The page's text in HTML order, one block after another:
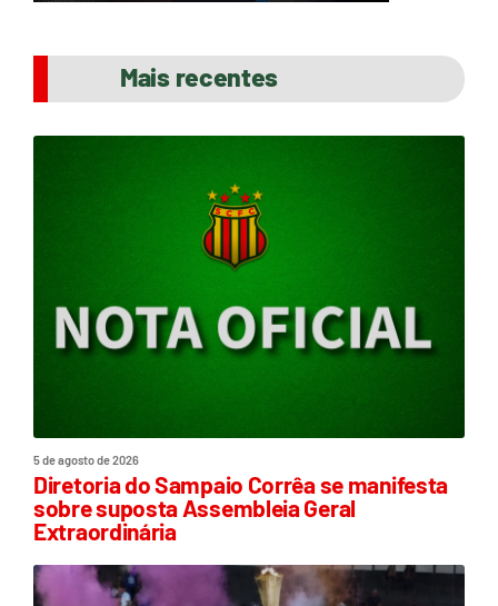
Mais recentes
5 de agosto de 2026
Diretoria do Sampaio Corrêa se manifesta
sobre suposta Assembleia Geral
Extraordinária